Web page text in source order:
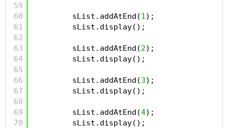
59
60
61
62
63
64
65
66
67
68
69
70
sList.addAtEnd(1);
sList.display();
sList.addAtEnd(2);
sList.display();
sList.addAtEnd(3);
sList.display();
sList.addAtEnd(4);
sList.display();